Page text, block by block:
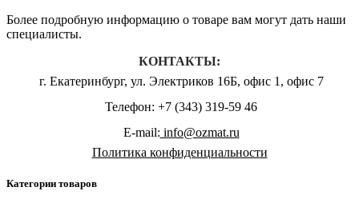
Более подробную информацию о товаре вам могут дать наши
специалисты.
КОНТАКТЫ:
г. Екатеринбург, ул. Электриков 16Б, офис 1, офис 7
Телефон: +7 (343) 319-59 46
E-mail: info@ozmat.ru
Политика конфиденциальности
Категории товаров